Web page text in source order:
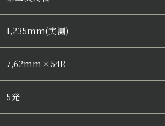
1,235mm(実測)
7,62mm×54R
5発